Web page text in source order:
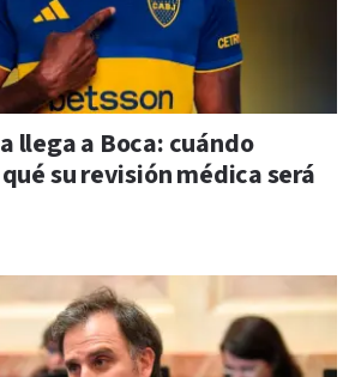
llega a Boca: cuándo
su revisión médica será